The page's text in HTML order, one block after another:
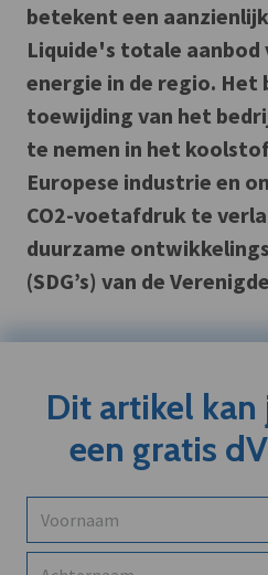
betekent een
Liquide's totale aanbod
energie in de regio. Het
toewijding van het
te nemen in het
Europese industrie en
CO2-voetafdruk te
duurzame
(SDG’s) van de
Dit artikel kan
een gratis